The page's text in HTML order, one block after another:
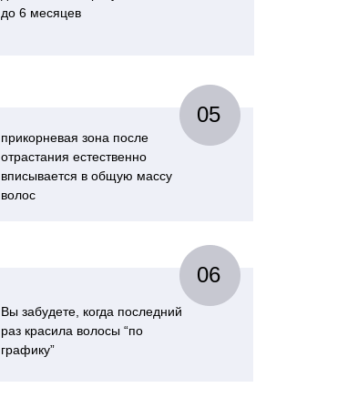
Вы забудете, когда последний
раз красила волосы “по
графику”
прикорневая зона после
отрастания естественно
вписывается в общую массу
волос
до 6 месяцев
05
06